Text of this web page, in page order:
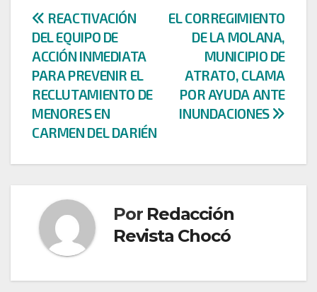
Navegación
de
entradas
EL CORREGIMIENTO
DE LA MOLANA,
MUNICIPIO DE
ATRATO, CLAMA
POR AYUDA ANTE
INUNDACIONES
REACTIVACIÓN
DEL EQUIPO DE
ACCIÓN INMEDIATA
PARA PREVENIR EL
RECLUTAMIENTO DE
MENORES EN
CARMEN DEL DARIÉN
Por Redacción
Revista Chocó